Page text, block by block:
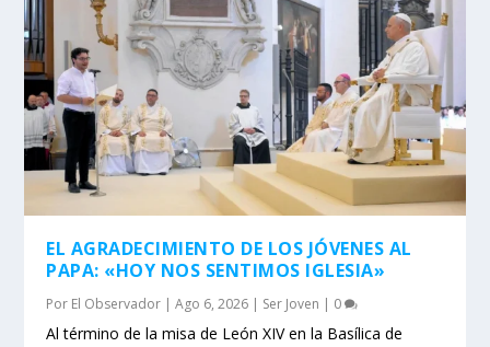
EL AGRADECIMIENTO DE LOS JÓVENES AL
PAPA: «HOY NOS SENTIMOS IGLESIA»
Por El Observador |Ago 6, 2026 Ser Joven 0
Al término de la misa de León XIV en la Basílica de